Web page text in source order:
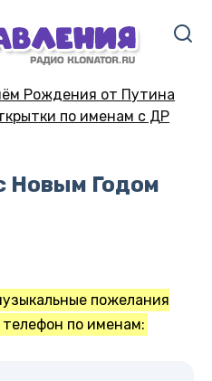
Рождения от Путина
по именам с ДР
Новым Годом
пожелания
по именам: